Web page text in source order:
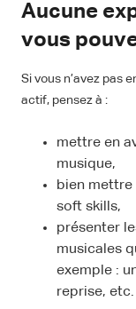
Aucune
vous
Si vous n’avez pas
actif, pensez à :
mettre en
musique,
bien mettre
soft skills,
présenter
musicales
exemple :
reprise, etc.